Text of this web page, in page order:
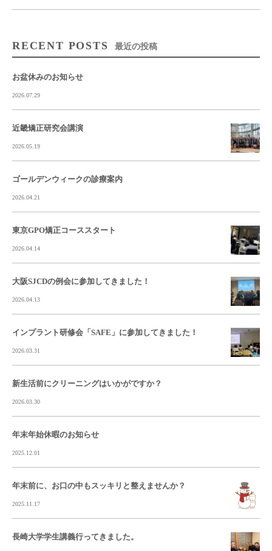
RECENT POSTS 最近の投稿
お盆休みのお知らせ
2026.07.29
近畿矯正研究会講演
2026.05.19
ゴールデンウィークの診療案内
2026.04.21
東京GPO矯正コーススタート
2026.04.14
大阪SJCDの例会に参加してきました！
2026.04.13
インプラント研修会「SAFE」に参加してきました！
2026.03.31
新生活前にクリーニングはいかがですか？
2026.03.30
年末年始休暇のお知らせ
2025.12.01
年末前に、お口の中もスッキリと整えませんか？
2025.11.17
長崎大学学生講義行ってきました。